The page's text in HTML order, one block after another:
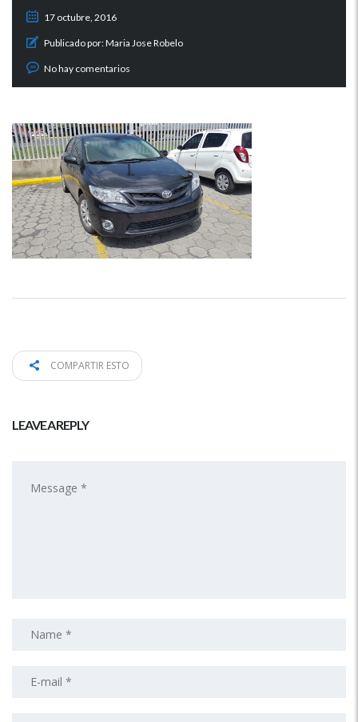
17 octubre, 2016
Publicado por:Maria Jose Robelo
No hay comentarios
COMPARTIR ESTO
LEAVE A REPLY